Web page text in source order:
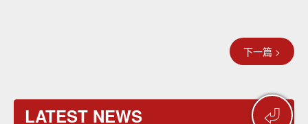
⏎
下一篇 >
LATEST NEWS